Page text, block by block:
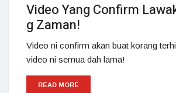
Video Yang Confirm
g Zaman!
Video ni confirm akan buat korang
video ni semua dah lama!
READ MORE